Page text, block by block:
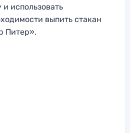
и использовать
выпить стакан
Питер».